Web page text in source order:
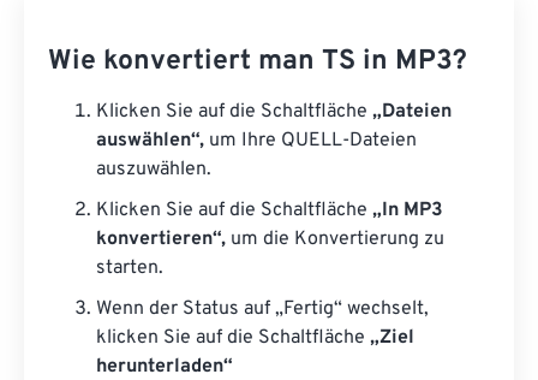
Wie konvertiert man TS in MP3?
Klicken Sie auf die Schaltfläche „Dateien
auswählen“, um Ihre QUELL-Dateien
auszuwählen.
Klicken Sie auf die Schaltfläche „In MP3
konvertieren“, um die Konvertierung zu
starten.
Wenn der Status auf „Fertig“ wechselt,
klicken Sie auf die Schaltfläche „Ziel
herunterladen“